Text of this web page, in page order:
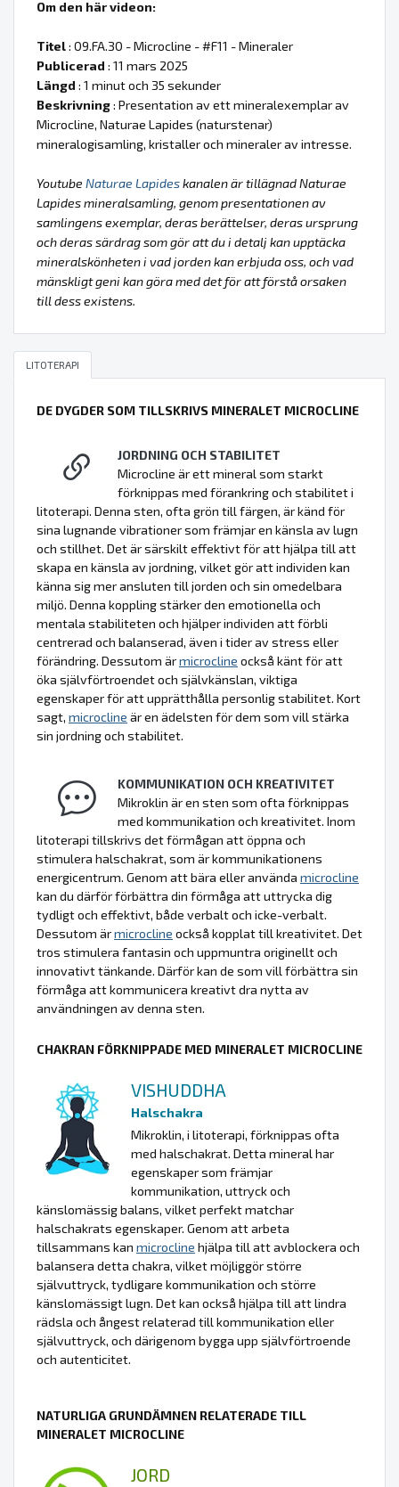
Om den här videon:
Titel: 09.FA.30 - Microcline - #F11 - Mineraler
Publicerad : 11 mars 2025
Längd : 1 minut och 35 sekunder
Beskrivning: Presentation av ett mineralexemplar av
Microcline, Naturae Lapides (naturstenar)
mineralogisamling, kristaller och mineraler av intresse.
Youtube Naturae Lapideskanalen är tillägnad Naturae
Lapides mineralsamling, genom presentationen av
samlingens exemplar, deras berättelser, deras ursprung
och deras särdrag som gör att du i detalj kan upptäcka
mineralskönheten i vad jorden kan erbjuda oss, och vad
mänskligt geni kan göra med det för att förstå orsaken
till dess existens.
LITOTERAPI
DE DYGDER SOM TILLSKRIVS MINERALET MICROCLINE
JORDNING OCH STABILITET
Microcline är ett mineral som starkt
förknippas med förankring och stabilitet i
litoterapi. Denna sten, ofta grön till färgen, är känd för
sina lugnande vibrationer som främjar en känsla av lugn
och stillhet. Det är särskilt effektivt för att hjälpa till att
skapa en känsla av jordning, vilket gör att individen kan
känna sig mer ansluten till jorden och sin omedelbara
miljö. Denna koppling stärker den emotionella och
mentala stabiliteten och hjälper individen att förbli
centrerad och balanserad, även i tider av stress eller
förändring. Dessutom ärmicrocline också känt för att
öka självförtroendet och självkänslan, viktiga
egenskaper för att upprätthålla personlig stabilitet. Kort
sagt, microcline är en ädelsten för dem som vill stärka
sin jordning och stabilitet.
KOMMUNIKATION OCH KREATIVITET
Mikroklin är en sten som ofta förknippas
med kommunikation och kreativitet. Inom
litoterapi tillskrivs det förmågan att öppna och
stimulera halschakrat, som är kommunikationens
energicentrum. Genom att bära eller använda microcline
kan du därför förbättra din förmåga att uttrycka dig
tydligt och effektivt, både verbalt och icke-verbalt.
Dessutom ärmicrocline också kopplat till kreativitet. Det
tros stimulera fantasin och uppmuntra originellt och
innovativt tänkande. Därför kan de som vill förbättra sin
förmåga att kommunicera kreativt dra nytta av
användningen av denna sten.
CHAKRAN FÖRKNIPPADE MED MINERALET MICROCLINE
VISHUDDHA
Halschakra
Mikroklin, i litoterapi, förknippas ofta
med halschakrat. Detta mineral har
egenskaper som främjar
kommunikation, uttryck och
känslomässig balans, vilket perfekt matchar
halschakrats egenskaper. Genom att arbeta
tillsammans kan microcline hjälpa till att avblockera och
balansera detta chakra, vilket möjliggör större
självuttryck, tydligare kommunikation och större
känslomässigt lugn. Det kan också hjälpa till att lindra
rädsla och ångest relaterad till kommunikation eller
självuttryck, och därigenom bygga upp självförtroende
och autenticitet.
NATURLIGA GRUNDÄMNEN RELATERADE TILL
MINERALET MICROCLINE
JORD